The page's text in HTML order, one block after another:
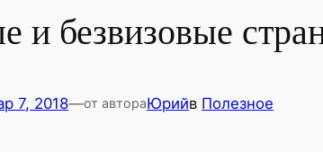
и безвизовые
7, 2018—от автораЮрийв Полезное